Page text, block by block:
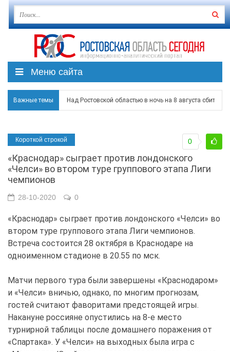
Меню сайта
Важные темы Над Ростовской областью в ночь на 8 августа сбито
Режим ЧС регионального характера начал
В Чеховской библиотеке Таганрога открылась
Короткой строкой
«Краснодар» сыграет против лондонского
«Челси» во втором туре группового этапа Лиги
чемпионов
0
28-10-2020 0
«Краснодар» сыграет против лондонского «Челси» во
втором туре группового этапа Лиги чемпионов.
Встреча состоится 28 октября в Краснодаре на
одноименном стадионе в 20.55 по мск.
Матчи первого тура были завершены «Краснодаром»
и «Челси» вничью, однако, по многим прогнозам,
гостей считают фаворитами предстоящей игры.
Накануне россияне опустились на 8-е место
турнирной таблицы после домашнего поражения от
«Спартака». У «Челси» на выходных была игра с